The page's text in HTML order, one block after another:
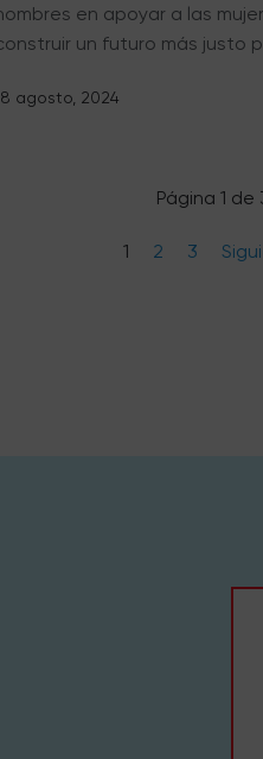
en apoyar a las
un futuro más justo
agosto, 2024
Página 1 de
1 2 3